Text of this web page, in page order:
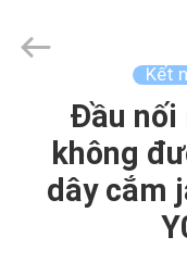
TRANG
CHỦ
Ltd..
Kết
Đầu nối
không
dây cắm